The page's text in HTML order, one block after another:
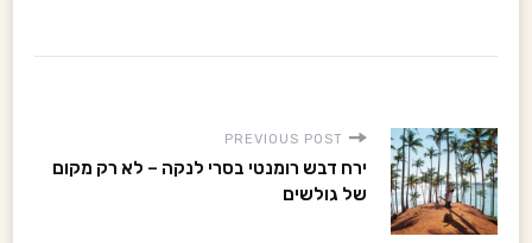
P
o
PREVIOUS POST
ירח דבש רומנטי בסרי לנקה – לא רק מקום
של גולשים